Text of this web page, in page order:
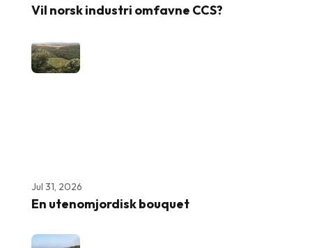
Vil norsk industri omfavne CCS?
Jul 31, 2026
En utenomjordisk bouquet